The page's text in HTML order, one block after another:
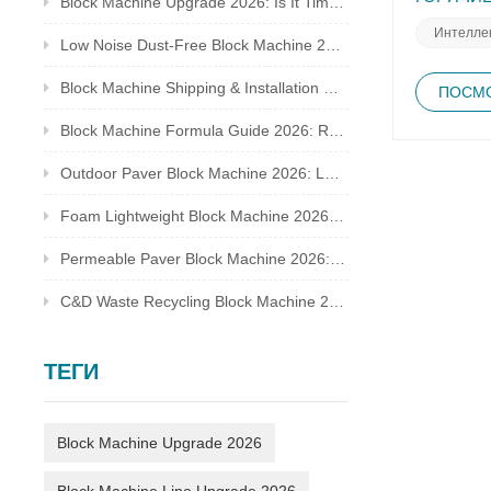
Low Noise Dust-Free Block Machine 2026: Meet Global Environmental Inspection Standards
Block Machine Shipping & Installation Guide 2026: Overseas Plant Setup Checklist
Block Machine Formula Guide 2026: Recycled Waste Mix Ratio for Qualified Bricks
Outdoor Paver Block Machine 2026: Landscape & Municipal Project Solutions
Foam Lightweight Block Machine 2026: Insulated Bricks for Cold Climate Construction
Permeable Paver Block Machine 2026: Sponge City Business & Complete Production Line
C&D Waste Recycling Block Machine 2026: Turn Construction Rubbish Into Stable Profit
ТЕГИ
Block Machine Upgrade 2026